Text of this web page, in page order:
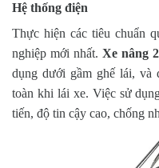
Hệ thống điện
Thực hiện các tiêu chuẩn
nghiệp mới nhất.Xe nâng
dụng dưới gầm ghế lái, và
toàn khi lái xe. Việc sử
tiến, độ tin cậy cao, chống